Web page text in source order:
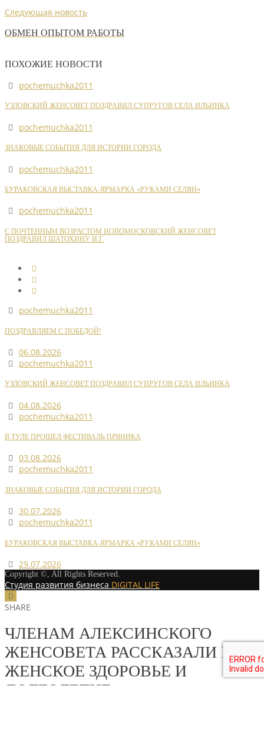
Следующая новость
ОБМЕН ОПЫТОМ РАБОТЫ
ПОХОЖИЕ НОВОСТИ
pochemuchka2011
УЗЛОВСКИЙ ЖЕНСОВЕТ ПОЗДРАВИЛ СУПРУГОВ СЕЛА ИЛЬИНКА
pochemuchka2011
ЗНАКОВЫЕ СОБЫТИЯ ДЛЯ ИСТОРИИ ГОРОДА
pochemuchka2011
БУРАКОВСКАЯ ВЫСТАВКА-ЯРМАРКА «РУКАМИ СЕЛЯН»
pochemuchka2011
С ПОЧТЕННЫМ ВОЗРАСТОМ НОВОМОСКОВСКИЙ ЖЕНСОВЕТ
ПОЗДРАВИЛ ШАТОХИНУ И.Г.
pochemuchka2011
ПОЗДРАВЛЯЕМ С ПОБЕДОЙ!
06.08.2026
pochemuchka2011
УЗЛОВСКИЙ ЖЕНСОВЕТ ПОЗДРАВИЛ СУПРУГОВ СЕЛА ИЛЬИНКА
04.08.2026
pochemuchka2011
В ТУЛЕ ПРОШЕЛ ФЕСТИВАЛЬ ПРЯНИКА
03.08.2026
pochemuchka2011
ЗНАКОВЫЕ СОБЫТИЯ ДЛЯ ИСТОРИИ ГОРОДА
30.07.2026
pochemuchka2011
БУРАКОВСКАЯ ВЫСТАВКА-ЯРМАРКА «РУКАМИ СЕЛЯН»
29.07.2026
Copyright ©, All Rights Reserved.
Студия развития бизнеса DIGITAL LIFE
SHARE
ЧЛЕНАМ АЛЕКСИНСКОГО
ЖЕНСОВЕТА РАССКАЗАЛИ ПРО
ЖЕНСКОЕ ЗДОРОВЬЕ И
ДОЛГОЛЕТИЕ